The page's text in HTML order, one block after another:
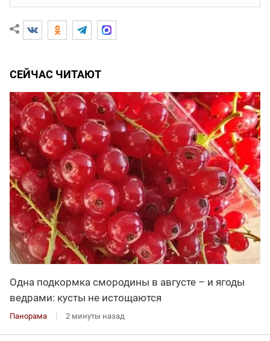
СЕЙЧАС ЧИТАЮТ
Одна подкормка смородины в августе – и ягоды
ведрами: кусты не истощаются
Панорама 2 минуты назад